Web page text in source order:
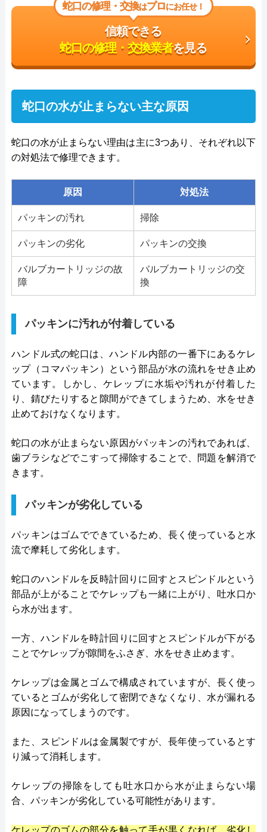
蛇口の修理・交換はプロにお任せ！
信頼できる
蛇口の修理・交換業者を見る
蛇口の水が止まらない主な原因
蛇口の水が止まらない理由は主に3つあり、それぞれ以下
の対処法で修理できます。
原因 対処法
パッキンの汚れ 掃除
パッキンの劣化 パッキンの交換
バルブカートリッジの故
障
バルブカートリッジの交
換
パッキンに汚れが付着している
ハンドル式の蛇口は、ハンドル内部の一番下にあるケレ
ップ（コマパッキン）という部品が水の流れをせき止め
ています。しかし、ケレップに水垢や汚れが付着した
り、錆びたりすると隙間ができてしまうため、水をせき
止めておけなくなります。
蛇口の水が止まらない原因がパッキンの汚れであれば、
歯ブラシなどでこすって掃除することで、問題を解消で
きます。
パッキンが劣化している
パッキンはゴムでできているため、長く使っていると水
流で摩耗して劣化します。
蛇口のハンドルを反時計回りに回すとスピンドルという
部品が上がることでケレップも一緒に上がり、吐水口か
ら水が出ます。
一方、ハンドルを時計回りに回すとスピンドルが下がる
ことでケレップが隙間をふさぎ、水をせき止めます。
ケレップは金属とゴムで構成されていますが、長く使っ
ているとゴムが劣化して密閉できなくなり、水が漏れる
原因になってしまうのです。
また、スピンドルは金属製ですが、長年使っているとす
り減って消耗します。
ケレップの掃除をしても吐水口から水が止まらない場
合、パッキンが劣化している可能性があります。